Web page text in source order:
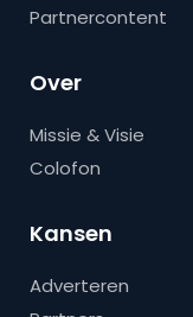
Partnercontent
Over
Missie & Visie
Colofon
Kansen
Adverteren